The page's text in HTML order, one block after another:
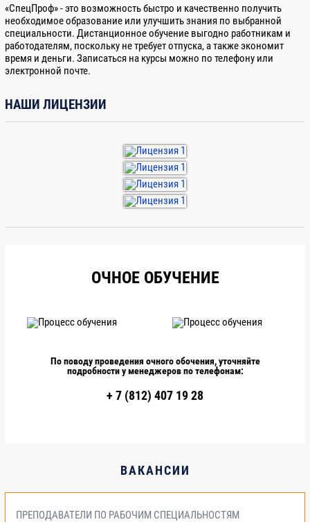
Эксплуатации, транспортировке, хранению
баллонов, работающих под давлением
Электрогазосварщиков
Электромехаников по лифтам
Электромонтажников по освещению и
осветительным сетям
Электромонтажников по силовым сетям и
электрооборудованию
Электромонтеров по ремонту и обслуживанию
грузоподъемных машин
Электромонтеров по ремонту и обслуживанию
«СпецПроф» - это возможность быстро и качественно получить
необходимое образование или улучшить знания по выбранной
специальности. Дистанционное обучение выгодно работникам и
работодателям, поскольку не требует отпуска, а также экономит
время и деньги. Записаться на курсы можно по телефону или
электронной почте.
НАШИ ЛИЦЕНЗИИ
ОЧНОЕ ОБУЧЕНИЕ
По поводу проведения очного обочения, уточняйте
подробности у менеджеров по телефонам:
+ 7 (812) 407 19 28
ВАКАНСИИ
ПРЕПОДАВАТЕЛИ ПО РАБОЧИМ СПЕЦИАЛЬНОСТЯМ